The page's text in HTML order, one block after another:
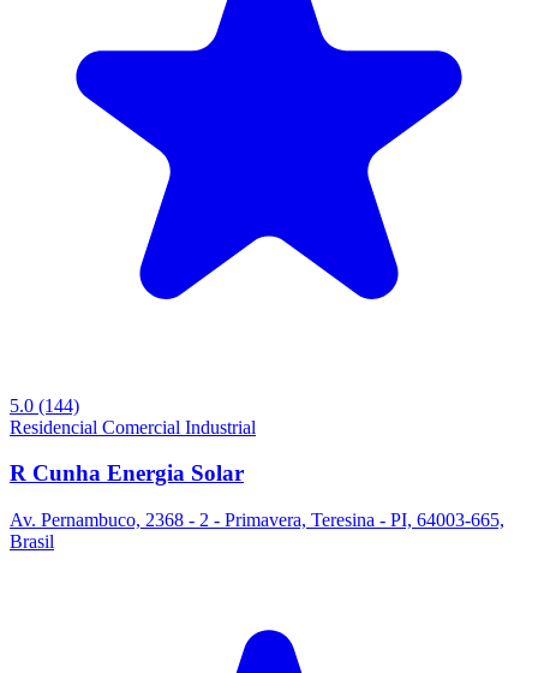
5.0 (144)
Residencial Comercial Industrial
R Cunha Energia Solar
Av. Pernambuco, 2368 - 2 - Primavera, Teresina - PI, 64003-665,
Brasil